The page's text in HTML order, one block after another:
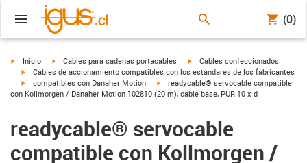
(0)
igus-icon-arrow-right
Inicio igus-icon-arrow-right
Cables para cadenas portacables igus-icon-arrow-right
Cables confeccionados
igus-icon-arrow-right
Cables de accionamiento compatibles con los estándares de los fabricantes
igus-icon-arrow-right
compatibles con Danaher Motion igus-icon-arrow-right
readycable® servocable compatible
con Kollmorgen / Danaher Motion 102810 (20 m), cable base, PUR 10 x d
readycable® servocable
compatible con Kollmorgen /